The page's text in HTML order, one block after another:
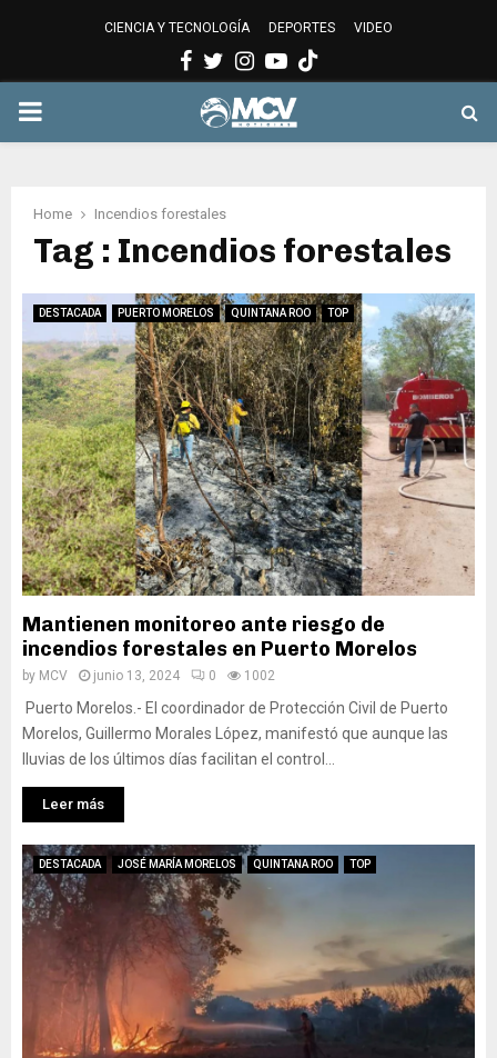
CIENCIA Y TECNOLOGÍA DEPORTES VIDEO
Facebook
Twitter
Instagram
Youtube
PRIMARY
Home Incendios forestales
Tag : Incendios forestales
DESTACADA PUERTO MORELOS QUINTANA ROO TOP
Mantienen monitoreo ante riesgo de
incendios forestales en Puerto Morelos
by MCV junio 13, 2024 0 1002
Puerto Morelos.- El coordinador de Protección Civil de Puerto
Morelos, Guillermo Morales López, manifestó que aunque las
lluvias de los últimos días facilitan el control...
Leer más
DESTACADA JOSÉ MARÍA MORELOS QUINTANA ROO TOP